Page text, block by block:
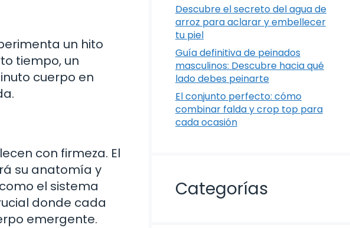
un hito
tiempo, un
cuerpo en
con firmeza. El
su anatomía y
el sistema
donde cada
emergente.
Descubre el secreto del agua de
arroz para aclarar y embellecer
tu piel
Guía definitiva de peinados
masculinos: Descubre hacia qué
lado debes peinarte
El conjunto perfecto: cómo
combinar falda y crop top para
cada ocasión
Categorías